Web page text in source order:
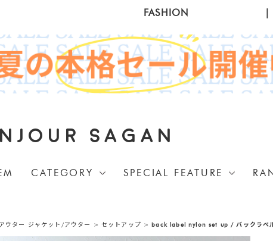
FASHION
SAGAN
CATEGORY SPECIAL FEATURE
ウター ジャケット/アウター > セットアップ >back label nylon set up / バックラベ